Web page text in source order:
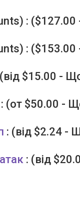
:
:
$15.00 -
: (от $50.00 -
: (від $2.24 -
: (від